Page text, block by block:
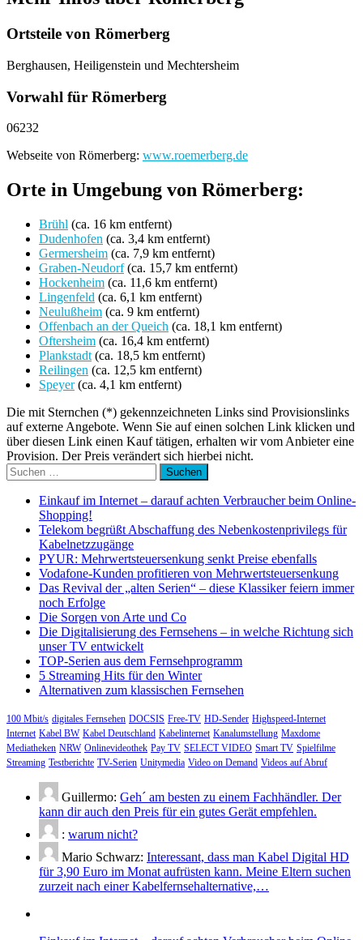
Ortsteile von Römerberg
Berghausen, Heiligenstein und Mechtersheim
Vorwahl für Römerberg
06232
Webseite von Römerberg: www.roemerberg.de
Orte in Umgebung von Römerberg:
Brühl (ca. 16 km entfernt)
Dudenhofen (ca. 3,4 km entfernt)
Germersheim (ca. 7,9 km entfernt)
Graben-Neudorf(ca. 15,7 km entfernt)
Hockenheim (ca. 11,6 km entfernt)
Lingenfeld (ca. 6,1 km entfernt)
Neulußheim (ca. 9 km entfernt)
Offenbach an der Queich (ca. 18,1 km entfernt)
Oftersheim (ca. 16,4 km entfernt)
Plankstadt (ca. 18,5 km entfernt)
Reilingen (ca. 12,5 km entfernt)
Speyer(ca. 4,1 km entfernt)
Die mit Sternchen (*) gekennzeichneten Links sind Provisionslinks
auf externe Angebote. Wenn Sie auf einen solchen Link klicken und
über diesen Link einen Kauf tätigen, erhalten wir vom Anbieter eine
Provision. Der Preis verändert sich hierbei nicht.
Suchen
nach:
Einkauf im Internet – darauf achten Verbraucher beim Online-
Shopping!
Telekom begrüßt Abschaffung des Nebenkostenprivilegs für
Kabelnetzzugänge
PYUR: Mehrwertsteuersenkung senkt Preise ebenfalls
Vodafone-Kunden profitieren von Mehrwertsteuersenkung
Das Revival der „alten Serien“ – diese Klassiker feiern immer
noch Erfolge
Die Sorgen von Arte und Co
Die Digitalisierung des Fernsehens – in welche Richtung sich
unser TV entwickelt
TOP-Serien aus dem Fernsehprogramm
5 Streaming Hits für den Winter
Alternativen zum klassischen Fernsehen
100 Mbit/s digitales Fernsehen DOCSIS Free-TV HD-Sender Highspeed-Internet
Internet Kabel BW Kabel Deutschland Kabelinternet Kanalumstellung Maxdome
Mediatheken NRW Onlinevideothek Pay TV SELECT VIDEO Smart TV Spielfilme
Streaming Testberichte TV-Serien Unitymedia Video on Demand Videos auf Abruf
Guillermo: Geh´ am besten zu einem Fachhändler. Der
kann dir auch den Preis für ein gutes Gerät empfehlen.
: warum nicht?
Mario Schwarz: Interessant, dass man Kabel Digital HD
für 3,90 Euro im Monat aufrüsten kann. Meine Eltern suchen
zurzeit nach einer Kabelfernsehalternative,…